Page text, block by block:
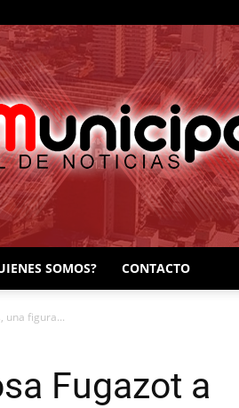
SOMOS? CONTACTO
una figura...
Fugazot a